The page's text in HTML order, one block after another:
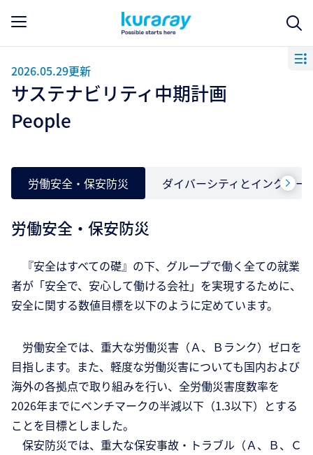
2026.05.29更新
サステナビリティ中期計画
People
労働安全・保安防災 ダイバーシティとインクルー
労働安全・保安防災
『安全はすべての礎』の下、グループで働く全ての就業
者が「安全で、安心して働ける会社」を実現するために、
安全に関する数値目標を以下のように定めています。
労働安全では、重大な労働災害（Ａ、Ｂランク）ゼロを
目指します。また、軽度な労働災害についても国内および
海外の各拠点で取り組みを行い、全労働災害度数率を
2026年までにベンチマークの半減以下（1.3以下）とする
ことを目標としました。
保安防災では、重大な保安事故・トラブル（Ａ、Ｂ、Ｃ